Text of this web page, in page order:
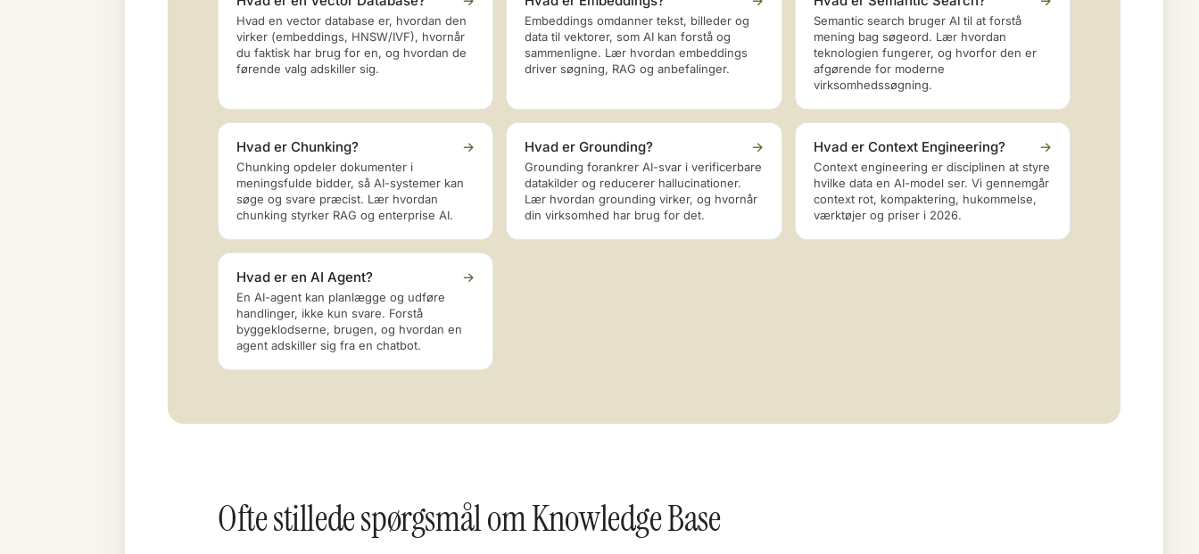
Hvad en vector database er, hvordan den
virker (embeddings, HNSW/IVF), hvornår
du faktisk har brug for en, og hvordan de
førende valg adskiller sig.
Embeddings omdanner tekst, billeder og
data til vektorer, som AI kan forstå og
sammenligne. Lær hvordan embeddings
driver søgning, RAG og anbefalinger.
Semantic search bruger AI til at forstå
mening bag søgeord. Lær hvordan
teknologien fungerer, og hvorfor den er
afgørende for moderne
virksomhedssøgning.
Hvad er Chunking? →
Chunking opdeler dokumenter i
meningsfulde bidder, så AI-systemer kan
søge og svare præcist. Lær hvordan
chunking styrker RAG og enterprise AI.
Hvad er Grounding? →
Grounding forankrer AI-svar i verificerbare
datakilder og reducerer hallucinationer.
Lær hvordan grounding virker, og hvornår
din virksomhed har brug for det.
Hvad er Context Engineering? →
Context engineering er disciplinen at styre
hvilke data en AI-model ser. Vi gennemgår
context rot, kompaktering, hukommelse,
værktøjer og priser i 2026.
Hvad er en AI Agent? →
En AI-agent kan planlægge og udføre
handlinger, ikke kun svare. Forstå
byggeklodserne, brugen, og hvordan en
agent adskiller sig fra en chatbot.
Ofte stillede spørgsmål om Knowledge Base